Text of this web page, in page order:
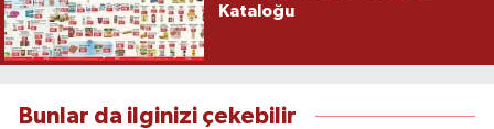
Kataloğu
Bunlar da ilginizi çekebilir